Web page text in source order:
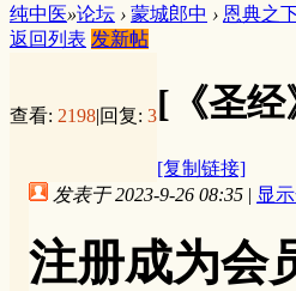
纯中医»论坛 › 蒙城郎中 › 恩典之
返回列表 发新帖
查看: 2198|回复: 3[《圣经
[复制链接]
发表于 2023-9-26 08:35 | 显
注册成为会